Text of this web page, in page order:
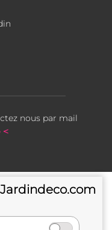
nous par mail
<